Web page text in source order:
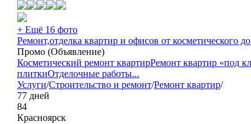
+ Ещё 16 фото
Ремонт,отделка квартир и офисов от
Промо (Объявление)
Косметический ремонт квартирРемонт квартир «под
плиткиОтделочные работы...
Услуги/Строительство и ремонт/Ремонт квартир/
77 дней
84
Красноярск